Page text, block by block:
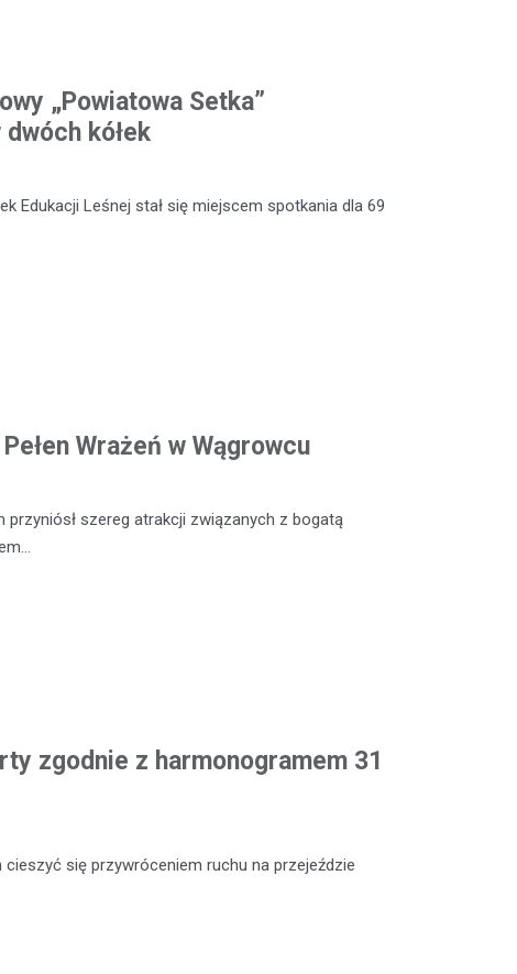
„Powiatowa Setka”
kółek
Edukacji Leśnej stał się miejscem spotkania dla 69
Wrażeń w Wągrowcu
szereg atrakcji związanych z bogatą
zgodnie z harmonogramem 31
się przywróceniem ruchu na przejeździe